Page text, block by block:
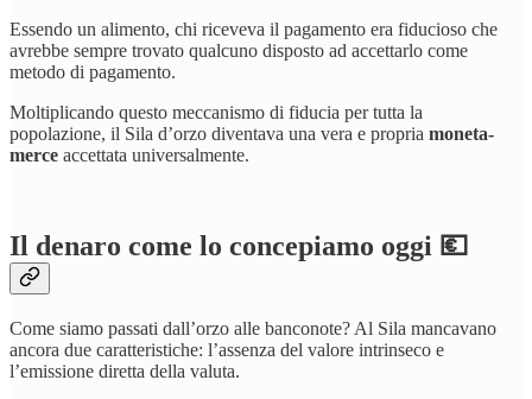
Essendo un alimento, chi riceveva il pagamento era fiducioso che
avrebbe sempre trovato qualcuno disposto ad accettarlo come
metodo di pagamento.
Moltiplicando questo meccanismo di fiducia per tutta la
popolazione, il Sila d’orzo diventava una vera e propria moneta-
merce accettata universalmente.
Il denaro come lo concepiamo oggi 💶
Come siamo passati dall’orzo alle banconote? Al Sila mancavano
ancora due caratteristiche: l’assenza del valore intrinseco e
l’emissione diretta della valuta.